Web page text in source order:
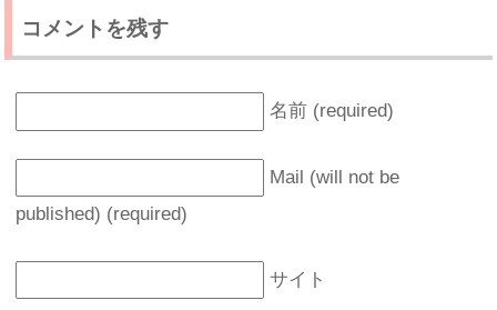
コメントを残す
名前 (required)
Mail (will not be
published) (required)
サイト